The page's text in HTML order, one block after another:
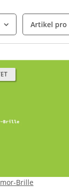
Artikel pro
Brille